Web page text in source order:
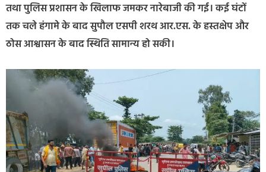
तथा पुलिस प्रशासन के खिलाफ जमकर नारेबाजी की गई। कई घंटों
तक चले हंगामे के बाद सुपौल एसपी शरथ आर.एस. के हस्तक्षेप और
ठोस आश्वासन के बाद स्थिति सामान्य हो सकी।